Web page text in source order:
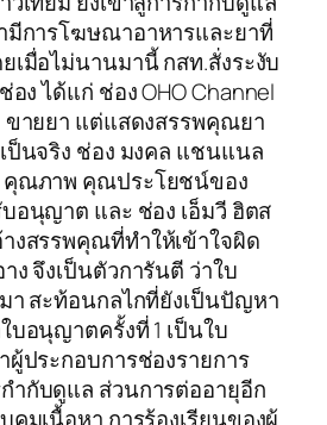
การโฆษณาอาหารและยาที่
เมื่อไม่นานมานี้ กสท.สั่งระงับ
ง ได้แก่ ช่อง OHO Channel
ายยา แต่แสดงสรรพคุณยา
ป็นจริง ช่อง มงคล แชนแนล
ณภาพ คุณประโยชน์ของ
อนุญาต และ ช่อง เอ็มวี ฮิตส
งสรรพคุณที่ทำให้เข้าใจผิด
ง จึงเป็นตัวการันตี ว่าใบ
า สะท้อนกลไกที่ยังเป็นปัญหา
บอนุญาตครั้งที่ 1 เป็นใบ
ผู้ประกอบการช่องรายการ
ำกับดูแล ส่วนการต่ออายุอีก